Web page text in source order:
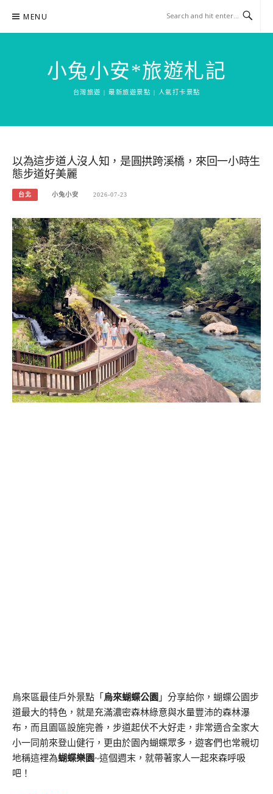
content
MENU
小兔小安*旅遊札記
台灣旅遊 | 最新旅遊景點 | 人氣打卡景點
以為這步道人沒人知，是圓拱跨溪橋，來回一小時生
態步道好美麗
台北 小兔小安 2026-07-23
烏來區最佳戶外景點「 烏來蝴蝶公園 」分享給你，蝴蝶公園步
道最大的特色，就是充滿濃密森林綠意與水量豐沛的森林瀑
布，而且園區設施完善，步道起伏不大好走，非常適合全家大
小一同前來登山健行，更由於園內蝴蝶眾多，遊客們也常親切
地稱這裡為蝴蝶樂園~這個週末，就帶著家人一起來森呼吸
吧！